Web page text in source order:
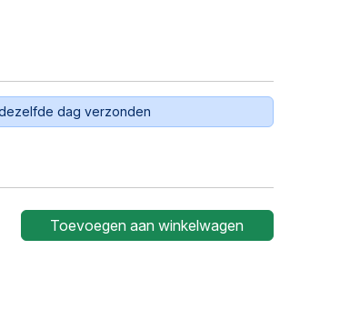
dag verzonden
Toevoegen aan winkelwagen